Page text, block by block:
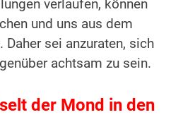
verlaufen, können
und uns aus dem
sei anzuraten, sich
achtsam zu sein.
der Mond in den